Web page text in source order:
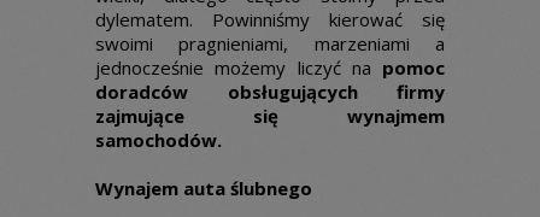
dylematem. Powinniśmy kierować się
swoimi pragnieniami, marzeniami a
jednocześnie możemy liczyć na pomoc
doradców obsługujących firmy
zajmujące się wynajmem
samochodów.
Wynajem auta ślubnego